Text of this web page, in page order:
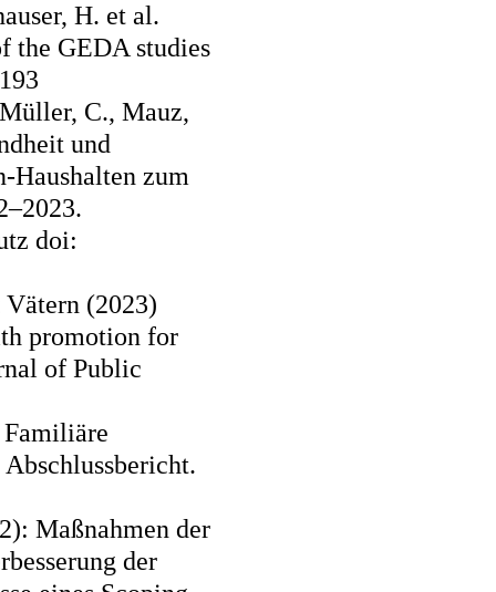
H. et al.
the GEDA studies
C., Mauz,
und
Haushalten zum
doi:
(2023)
promotion for
of Public
Maßnahmen der
der